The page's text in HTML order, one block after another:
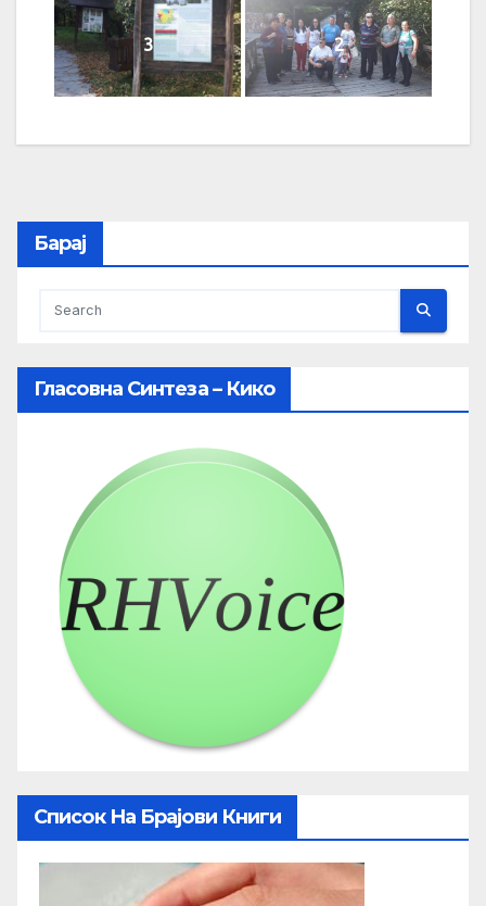
3 2
Барај
Гласовна Синтеза – Кико
Список На Брајови Книги